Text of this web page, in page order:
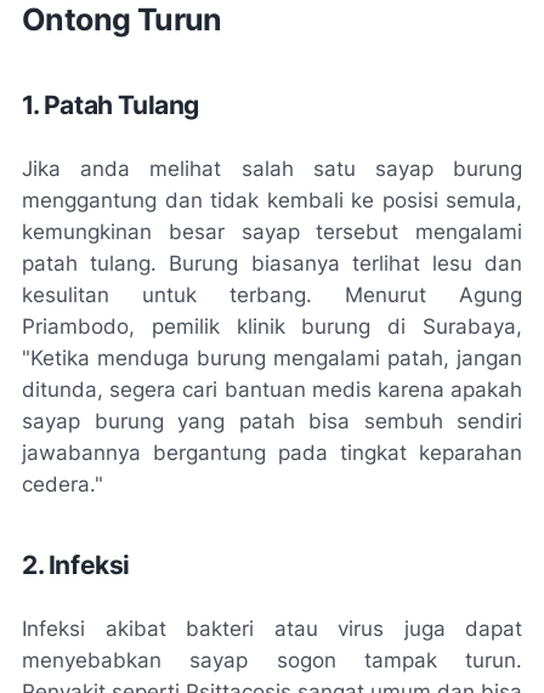
Ontong Turun
1. Patah Tulang
Jika anda melihat salah satu sayap burung
menggantung dan tidak kembali ke posisi semula,
kemungkinan besar sayap tersebut mengalami
patah tulang. Burung biasanya terlihat lesu dan
kesulitan untuk terbang. Menurut Agung
Priambodo, pemilik klinik burung di Surabaya,
"Ketika menduga burung mengalami patah, jangan
ditunda, segera cari bantuan medis karena apakah
sayap burung yang patah bisa sembuh sendiri
jawabannya bergantung pada tingkat keparahan
cedera."
2. Infeksi
Infeksi akibat bakteri atau virus juga dapat
menyebabkan sayap sogon tampak turun.